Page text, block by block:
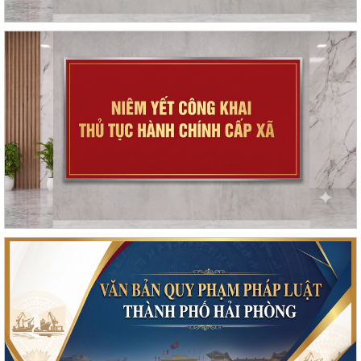
Triển khai công tác trật tự ATGT trong các cơ sở giáo dục năm học
2026-2027
Kế hoạch thực hiện Nghị quyết số 11-NQ/TU, ngày 15/7/2026 của Ban
Chấp hành Đảng bộ thành phố về...
Tăng cường công tác đấu tranh, ngăn chặn hoạt động săn bắt, buôn
bán trái phép chim hoang dã,...
Thông báo phun trừ sâu cuốn lá nhỏ lứa 5 gây hại lúa vụ Mùa năm
2026